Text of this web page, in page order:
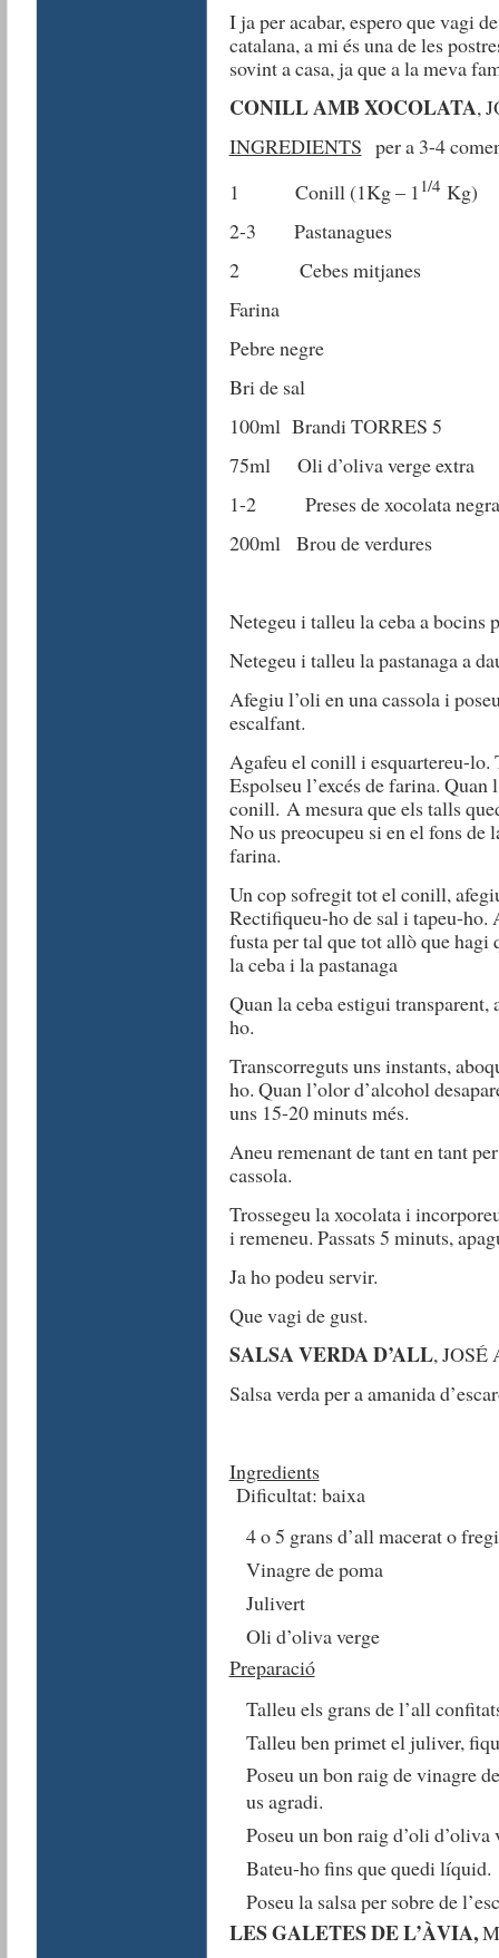
I ja per acabar, espero que vagi
catalana, a mi és una de les
sovint a casa, ja que a la meva
CONILL AMB XOCOLATA,
INGREDIENTS per a 3-4
1 Conill (1Kg – 1 1/4Kg)
2-3 Pastanagues
2 Cebes mitjanes
Farina
Pebre negre
Bri de sal
100ml Brandi TORRES 5
75ml Oli d’oliva verge extra
1-2 Preses de xocolata negra
200ml Brou de verdures
Netegeu i talleu la ceba a bocins
Netegeu i talleu la pastanaga a
Afegiu l’oli en una cassola i
escalfant.
Agafeu el conill i esquartereu-lo.
Espolseu l’excés de farina.
conill. A mesura que els talls
No us preocupeu si en el fons de
farina.
Un cop sofregit tot el conill,
Rectifiqueu-ho de sal i tapeu-ho.
fusta per tal que tot allò que hagi
la ceba i la pastanaga
Quan la ceba estigui
ho.
Transcorreguts uns instants,
ho. Quan l’olor d’alcohol
uns 15-20 minuts més.
Aneu remenant de tant en tant
cassola.
Trossegeu la xocolata i
i remeneu. Passats 5 minuts,
Ja ho podeu servir.
Que vagi de gust.
SALSA VERDA D’ALL, JOSÉ
Salsa verda per a amanida
Ingredients
Dificultat: baixa
4 o 5 grans d’all macerat o
Vinagre de poma
Julivert
Oli d’oliva verge
Preparació
Talleu els grans de l’all
Talleu ben primet el juliver,
Poseu un bon raig de vinagre
us agradi.
Poseu un bon raig d’oli d’oliva
Bateu-ho fins que quedi líquid.
Poseu la salsa per sobre de
LES GALETES DE L’ÀVIA,